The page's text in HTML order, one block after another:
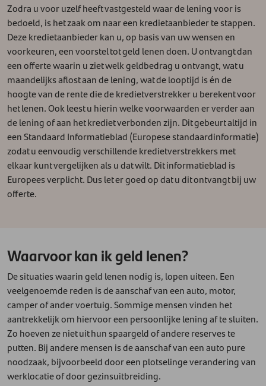
Zodra u voor uzelf heeft vastgesteld waar de lening voor is
bedoeld, is het zaak om naar een kredietaanbieder te stappen.
Deze kredietaanbieder kan u, op basis van uw wensen en
voorkeuren, een voorstel tot geld lenen doen. U ontvangt dan
een offerte waarin u ziet welk geldbedrag u ontvangt, wat u
maandelijks aflost aan de lening, wat de looptijd is én de
hoogte van de rente die de kredietverstrekker u berekent voor
het lenen. Ook leest u hierin welke voorwaarden er verder aan
de lening of aan het krediet verbonden zijn. Dit gebeurt altijd in
een Standaard Informatieblad (Europese standaardinformatie)
zodat u eenvoudig verschillende kredietverstrekkers met
elkaar kunt vergelijken als u dat wilt. Dit informatieblad is
Europees verplicht. Dus let er goed op dat u dit ontvangt bij uw
offerte.
Waarvoor kan ik geld lenen?
De situaties waarin geld lenen nodig is, lopen uiteen. Een
veelgenoemde reden is de aanschaf van een auto, motor,
camper of ander voertuig. Sommige mensen vinden het
aantrekkelijk om hiervoor een persoonlijke lening af te sluiten.
Zo hoeven ze niet uit hun spaargeld of andere reserves te
putten. Bij andere mensen is de aanschaf van een auto pure
noodzaak, bijvoorbeeld door een plotselinge verandering van
werklocatie of door gezinsuitbreiding.